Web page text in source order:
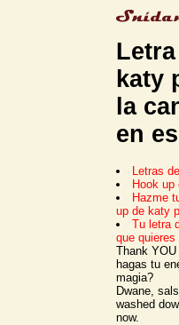
katy
la
en
Letras
Hook up
Hazme
up de katy
Tu letra
que quieres
Thank
hagas tu
magia?
Dwane,
washed
now.